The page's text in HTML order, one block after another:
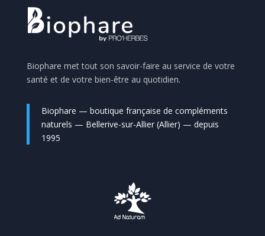
Biophare met tout son savoir-faire au service de votre
santé et de votre bien-être au quotidien.
Biophare — boutique française de compléments
naturels — Bellerive-sur-Allier (Allier) — depuis
1995